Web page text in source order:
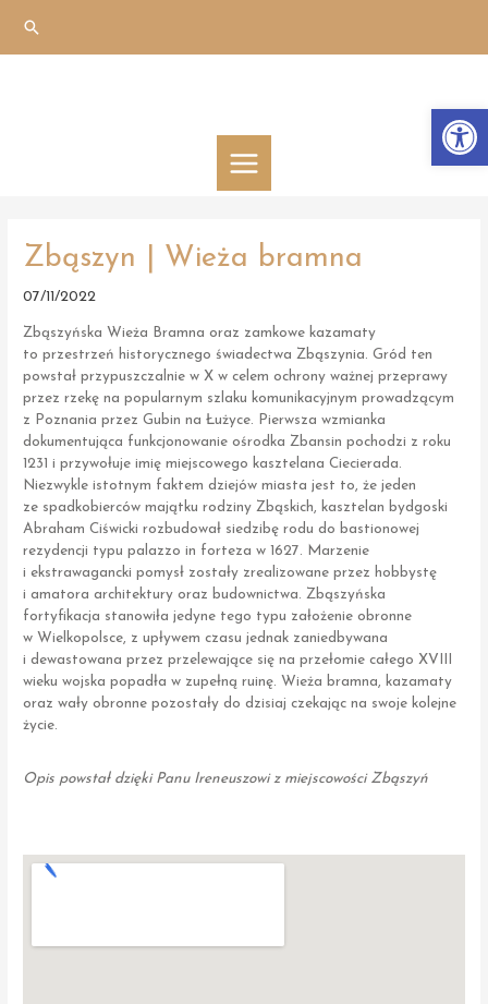
content
Search
Zbąszyn | Wieża bramna
07/11/2022
Zbąszyńska Wieża Bramna oraz zamkowe kazamaty
to przestrzeń historycznego świadectwa Zbąszynia. Gród ten
powstał przypuszczalnie w X w celem ochrony ważnej przeprawy
przez rzekę na popularnym szlaku komunikacyjnym prowadzącym
z Poznania przez Gubin na Łużyce. Pierwsza wzmianka
dokumentująca funkcjonowanie ośrodka Zbansin pochodzi z roku
1231 i przywołuje imię miejscowego kasztelana Ciecierada.
Niezwykle istotnym faktem dziejów miasta jest to, że jeden
ze spadkobierców majątku rodziny Zbąskich, kasztelan bydgoski
Abraham Ciświcki rozbudował siedzibę rodu do bastionowej
rezydencji typu palazzo in forteza w 1627. Marzenie
i ekstrawagancki pomysł zostały zrealizowane przez hobbystę
i amatora architektury oraz budownictwa. Zbąszyńska
fortyfikacja stanowiła jedyne tego typu założenie obronne
w Wielkopolsce, z upływem czasu jednak zaniedbywana
i dewastowana przez przelewające się na przełomie całego XVIII
wieku wojska popadła w zupełną ruinę. Wieża bramna, kazamaty
oraz wały obronne pozostały do dzisiaj czekając na swoje kolejne
życie.
Opis powstał dzięki Panu Ireneuszowi z miejscowości Zbąszyń